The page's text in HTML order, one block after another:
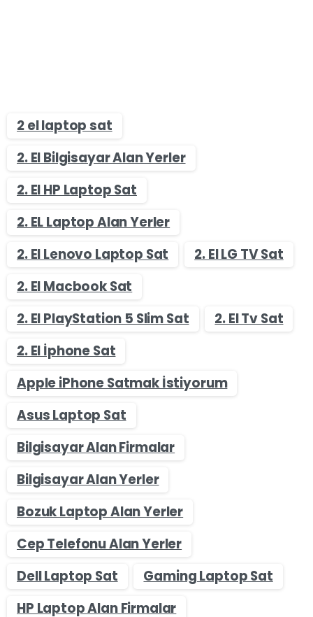
2 el laptop sat
2. El Bilgisayar Alan Yerler
2. El HP Laptop Sat
2. EL Laptop Alan Yerler
2. El Lenovo Laptop Sat
2. El LG TV Sat
2. El Macbook Sat
2. El PlayStation 5 Slim Sat
2. El Tv Sat
2. El İphone Sat
Apple iPhone Satmak İstiyorum
Asus Laptop Sat
Bilgisayar Alan Firmalar
Bilgisayar Alan Yerler
Bozuk Laptop Alan Yerler
Cep Telefonu Alan Yerler
Dell Laptop Sat
Gaming Laptop Sat
HP Laptop Alan Firmalar